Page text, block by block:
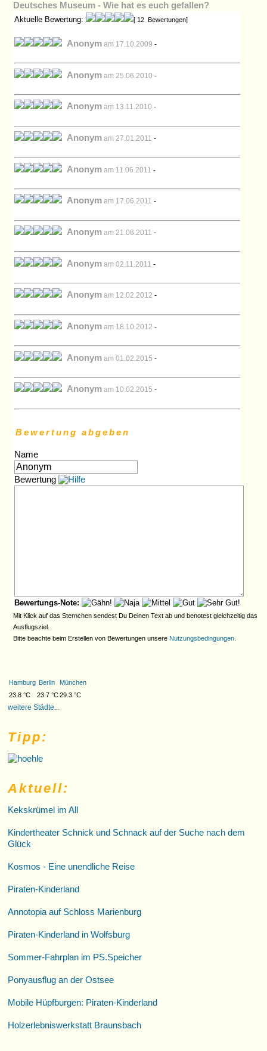
Deutsches Museum - Wie hat es euch gefallen?
Aktuelle Bewertung: [ 12 Bewertungen]
Anonym am 17.10.2009 -
Anonym am 25.06.2010 -
Anonym am 13.11.2010 -
Anonym am 27.01.2011 -
Anonym am 11.06.2011 -
Anonym am 17.06.2011 -
Anonym am 21.06.2011 -
Anonym am 02.11.2011 -
Anonym am 12.02.2012 -
Anonym am 18.10.2012 -
Anonym am 01.02.2015 -
Anonym am 10.02.2015 -
Bewertung abgeben
Name
Bewertung
Bewertungs-Note:
Mit Klick auf das Sternchen sendest Du Deinen Text ab und benotest gleichzeitig das
Ausflugsziel.
Bitte beachte beim Erstellen von Bewertungen unsereNutzungsbedingungen
Hamburg Berlin
München
23.8 °C
23.7 °C 29.3 °C
weitere Städte...
Tipp:
Aktuell:
Kekskrümel im All
Kindertheater Schnick und Schnack auf der Suche nach dem
Glück
Kosmos - Eine unendliche Reise
Piraten-Kinderland
Annotopia auf Schloss Marienburg
Piraten-Kinderland in Wolfsburg
Sommer-Fahrplan im PS.Speicher
Ponyausflug an der Ostsee
Mobile Hüpfburgen: Piraten-Kinderland
Holzerlebniswerkstatt Braunsbach